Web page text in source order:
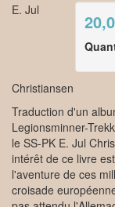
E. Jul
Christiansen
Traduction d'un
Legionsminner-
le SS-PK E. Jul
intérêt de ce livre
l'aventure de ces
croisade